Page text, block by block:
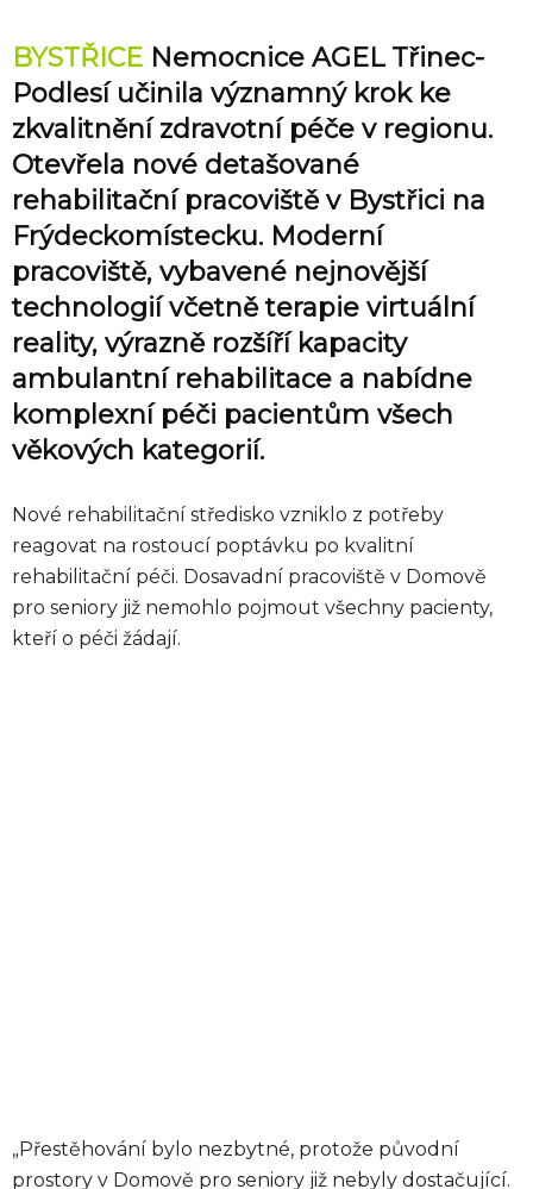
BYSTŘICE Nemocnice AGEL Třinec-
Podlesí učinila významný krok ke
zkvalitnění zdravotní péče v regionu.
Otevřela nové detašované
rehabilitační pracoviště v Bystřici na
Frýdeckomístecku. Moderní
pracoviště, vybavené nejnovější
technologií včetně terapie virtuální
reality, výrazně rozšíří kapacity
ambulantní rehabilitace a nabídne
komplexní péči pacientům všech
věkových kategorií.
Nové rehabilitační středisko vzniklo z potřeby
reagovat na rostoucí poptávku po kvalitní
rehabilitační péči. Dosavadní pracoviště v Domově
pro seniory již nemohlo pojmout všechny pacienty,
kteří o péči žádají.
„Přestěhování bylo nezbytné, protože původní
prostory v Domově pro seniory již nebyly dostačující.